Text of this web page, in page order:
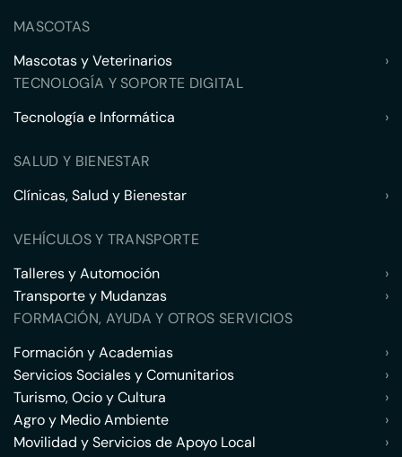
MASCOTAS
Mascotas y Veterinarios
›
TECNOLOGÍA Y SOPORTE DIGITAL
Tecnología e Informática
›
SALUD Y BIENESTAR
Clínicas, Salud y Bienestar
›
VEHÍCULOS Y TRANSPORTE
Talleres y Automoción
›
Transporte y Mudanzas
›
FORMACIÓN, AYUDA Y OTROS SERVICIOS
Formación y Academias
›
Servicios Sociales y Comunitarios
›
Turismo, Ocio y Cultura
›
Agro y Medio Ambiente
›
Movilidad y Servicios de Apoyo Local
›